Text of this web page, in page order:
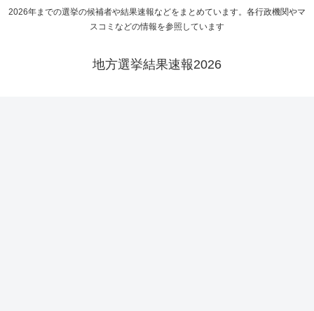
2026年までの選挙の候補者や結果速報などをまとめています。各行政機関やマ
スコミなどの情報を参照しています
地方選挙結果速報2026